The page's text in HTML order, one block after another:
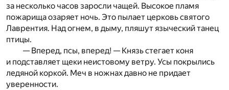
за несколько часов заросли чащей. Высокое пламя
пожарища озаряет ночь. Это пылает церковь святого
Лаврентия. Над огнем, в дыму, пляшут языческий танец
птицы.
— Вперед, псы, вперед! — Князь стегает коня
и подставляет щеки неистовому ветру. Усы покрылись
ледяной коркой. Меч в ножнах давно не придает
уверенности.